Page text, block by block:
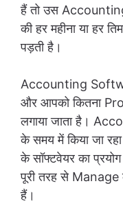
हैं तो उस
की हर महीना या हर
पड़ती है।
Accounting
और आपको कितना
लगाया जाता है।
के समय में किया जा
के सॉफ्टवेयर का
पूरी तरह से
हैं।